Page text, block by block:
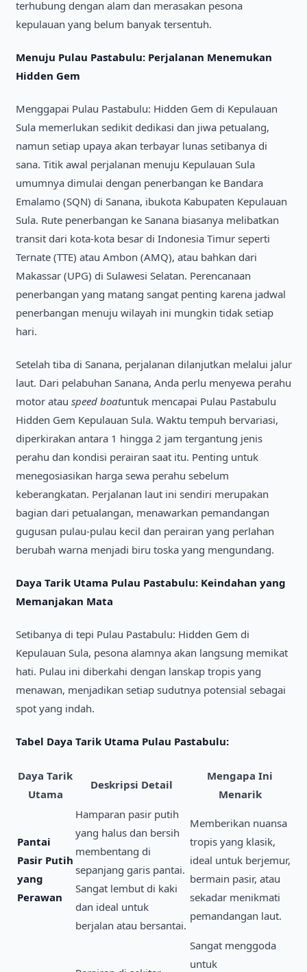
terhubung dengan alam dan merasakan pesona
kepulauan yang belum banyak tersentuh.
Menuju Pulau Pastabulu: Perjalanan Menemukan
Hidden Gem
Menggapai Pulau Pastabulu: Hidden Gem di Kepulauan
Sula memerlukan sedikit dedikasi dan jiwa petualang,
namun setiap upaya akan terbayar lunas setibanya di
sana. Titik awal perjalanan menuju Kepulauan Sula
umumnya dimulai dengan penerbangan ke Bandara
Emalamo (SQN) di Sanana, ibukota Kabupaten Kepulauan
Sula. Rute penerbangan ke Sanana biasanya melibatkan
transit dari kota-kota besar di Indonesia Timur seperti
Ternate (TTE) atau Ambon (AMQ), atau bahkan dari
Makassar (UPG) di Sulawesi Selatan. Perencanaan
penerbangan yang matang sangat penting karena jadwal
penerbangan menuju wilayah ini mungkin tidak setiap
hari.
Setelah tiba di Sanana, perjalanan dilanjutkan melalui jalur
laut. Dari pelabuhan Sanana, Anda perlu menyewa perahu
motor atau speed boatuntuk mencapai Pulau Pastabulu
Hidden Gem Kepulauan Sula. Waktu tempuh bervariasi,
diperkirakan antara 1 hingga 2 jam tergantung jenis
perahu dan kondisi perairan saat itu. Penting untuk
menegosiasikan harga sewa perahu sebelum
keberangkatan. Perjalanan laut ini sendiri merupakan
bagian dari petualangan, menawarkan pemandangan
gugusan pulau-pulau kecil dan perairan yang perlahan
berubah warna menjadi biru toska yang mengundang.
Daya Tarik Utama Pulau Pastabulu: Keindahan yang
Memanjakan Mata
Setibanya di tepi Pulau Pastabulu: Hidden Gem di
Kepulauan Sula, pesona alamnya akan langsung memikat
hati. Pulau ini diberkahi dengan lanskap tropis yang
menawan, menjadikan setiap sudutnya potensial sebagai
spot yang indah.
Tabel Daya Tarik Utama Pulau Pastabulu:
Daya Tarik
Utama
Deskripsi Detail
Mengapa Ini
Menarik
Pantai
Pasir Putih
yang
Perawan
Hamparan pasir putih
yang halus dan bersih
membentang di
sepanjang garis pantai.
Sangat lembut di kaki
dan ideal untuk
berjalan atau bersantai.
Memberikan nuansa
tropis yang klasik,
ideal untuk berjemur,
bermain pasir, atau
sekadar menikmati
pemandangan laut.
Sangat menggoda
untuk